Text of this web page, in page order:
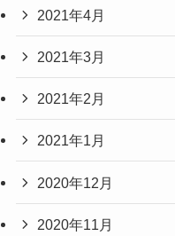
2021年4月
2021年3月
2021年2月
2021年1月
2020年12月
2020年11月